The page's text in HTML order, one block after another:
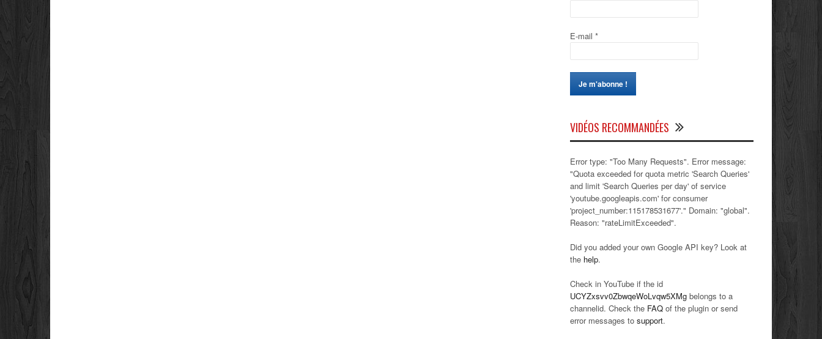
E-mail *
VIDÉOS RECOMMANDÉES
Error type: "Too Many Requests". Error message:
"Quota exceeded for quota metric 'Search Queries'
and limit 'Search Queries per day' of service
'youtube.googleapis.com' for consumer
'project_number:115178531677'." Domain: "global".
Reason: "rateLimitExceeded".
Did you added your own Google API key? Look at
the help.
Check in YouTube if the id
UCYZxsvv0ZbwqeWoLvqw5XMg belongs to a
channelid. Check the FAQ of the plugin or send
error messages to support.